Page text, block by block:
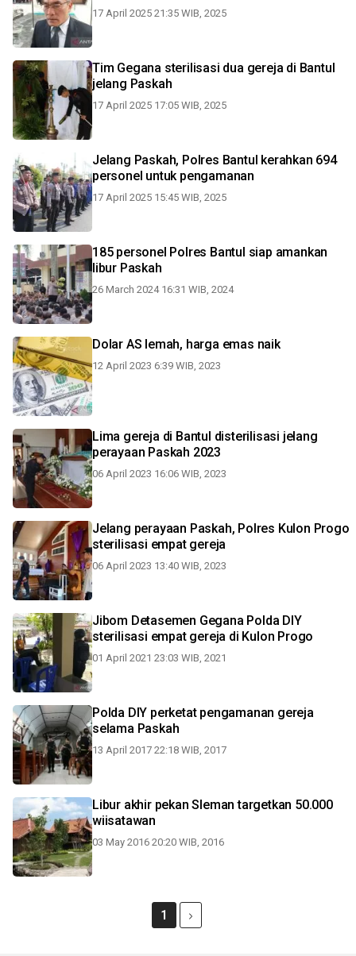
17 April 2025 21:35 WIB, 2025
Tim Gegana sterilisasi dua gereja di Bantul
jelang Paskah
17 April 2025 17:05 WIB, 2025
Jelang Paskah, Polres Bantul kerahkan 694
personel untuk pengamanan
17 April 2025 15:45 WIB, 2025
185 personel Polres Bantul siap amankan
libur Paskah
26 March 2024 16:31 WIB, 2024
Dolar AS lemah, harga emas naik
12 April 2023 6:39 WIB, 2023
Lima gereja di Bantul disterilisasi jelang
perayaan Paskah 2023
06 April 2023 16:06 WIB, 2023
Jelang perayaan Paskah, Polres Kulon Progo
sterilisasi empat gereja
06 April 2023 13:40 WIB, 2023
Jibom Detasemen Gegana Polda DIY
sterilisasi empat gereja di Kulon Progo
01 April 2021 23:03 WIB, 2021
Polda DIY perketat pengamanan gereja
selama Paskah
13 April 2017 22:18 WIB, 2017
Libur akhir pekan Sleman targetkan 50.000
wiisatawan
03 May 2016 20:20 WIB, 2016
1